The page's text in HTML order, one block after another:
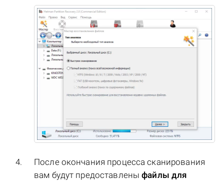
После окончания процесса сканирования
вам будут предоставленыфайлы для